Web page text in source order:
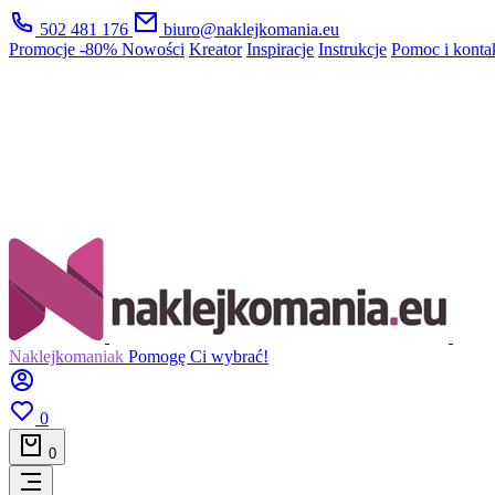
502 481 176
biuro@naklejkomania.eu
Promocje -80% Nowości Kreator Inspiracje Instrukcje Pomoc i
Naklejkomaniak Pomogę Ci wybrać!
0
0